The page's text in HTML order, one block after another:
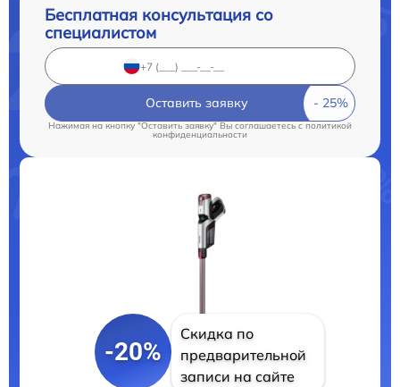
Бесплатная консультация со
специалистом
Оставить заявку
Нажимая на кнопку "Оставить заявку" Вы соглашаетесь c политикой
конфиденциальности
-20%
Скидка по
предварительной
записи на сайте